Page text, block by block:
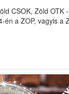
CSOK, Zöld
én a ZOP, vagyis a